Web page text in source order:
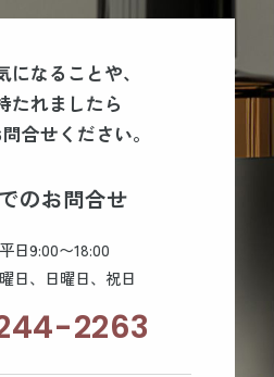
になることや、
たれましたら
合せください。
のお問合せ
日9:00〜18:00
日、日曜日、祝日
2263